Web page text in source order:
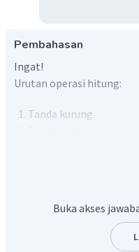
Pembahasan
Ingat!
Urutan operasi hitung:
Tanda kurung
Penjumlahan dan
Berdasarkan pengertian
Buka akses